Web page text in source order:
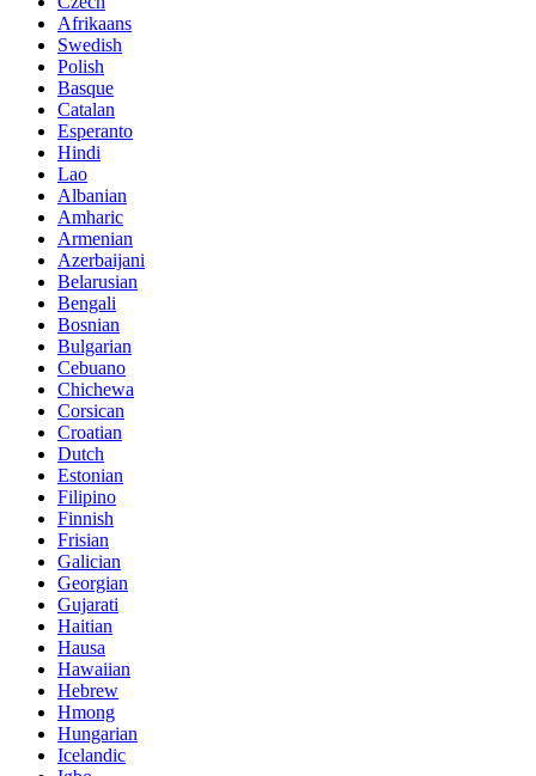
Afrikaans
Swedish
Polish
Basque
Catalan
Esperanto
Hindi
Lao
Albanian
Amharic
Armenian
Azerbaijani
Belarusian
Bengali
Bosnian
Bulgarian
Cebuano
Chichewa
Corsican
Croatian
Dutch
Estonian
Filipino
Finnish
Frisian
Galician
Georgian
Gujarati
Haitian
Hausa
Hawaiian
Hebrew
Hmong
Hungarian
Icelandic